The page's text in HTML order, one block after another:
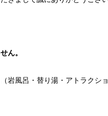
ん。
岩風呂・替り湯・アトラクシ